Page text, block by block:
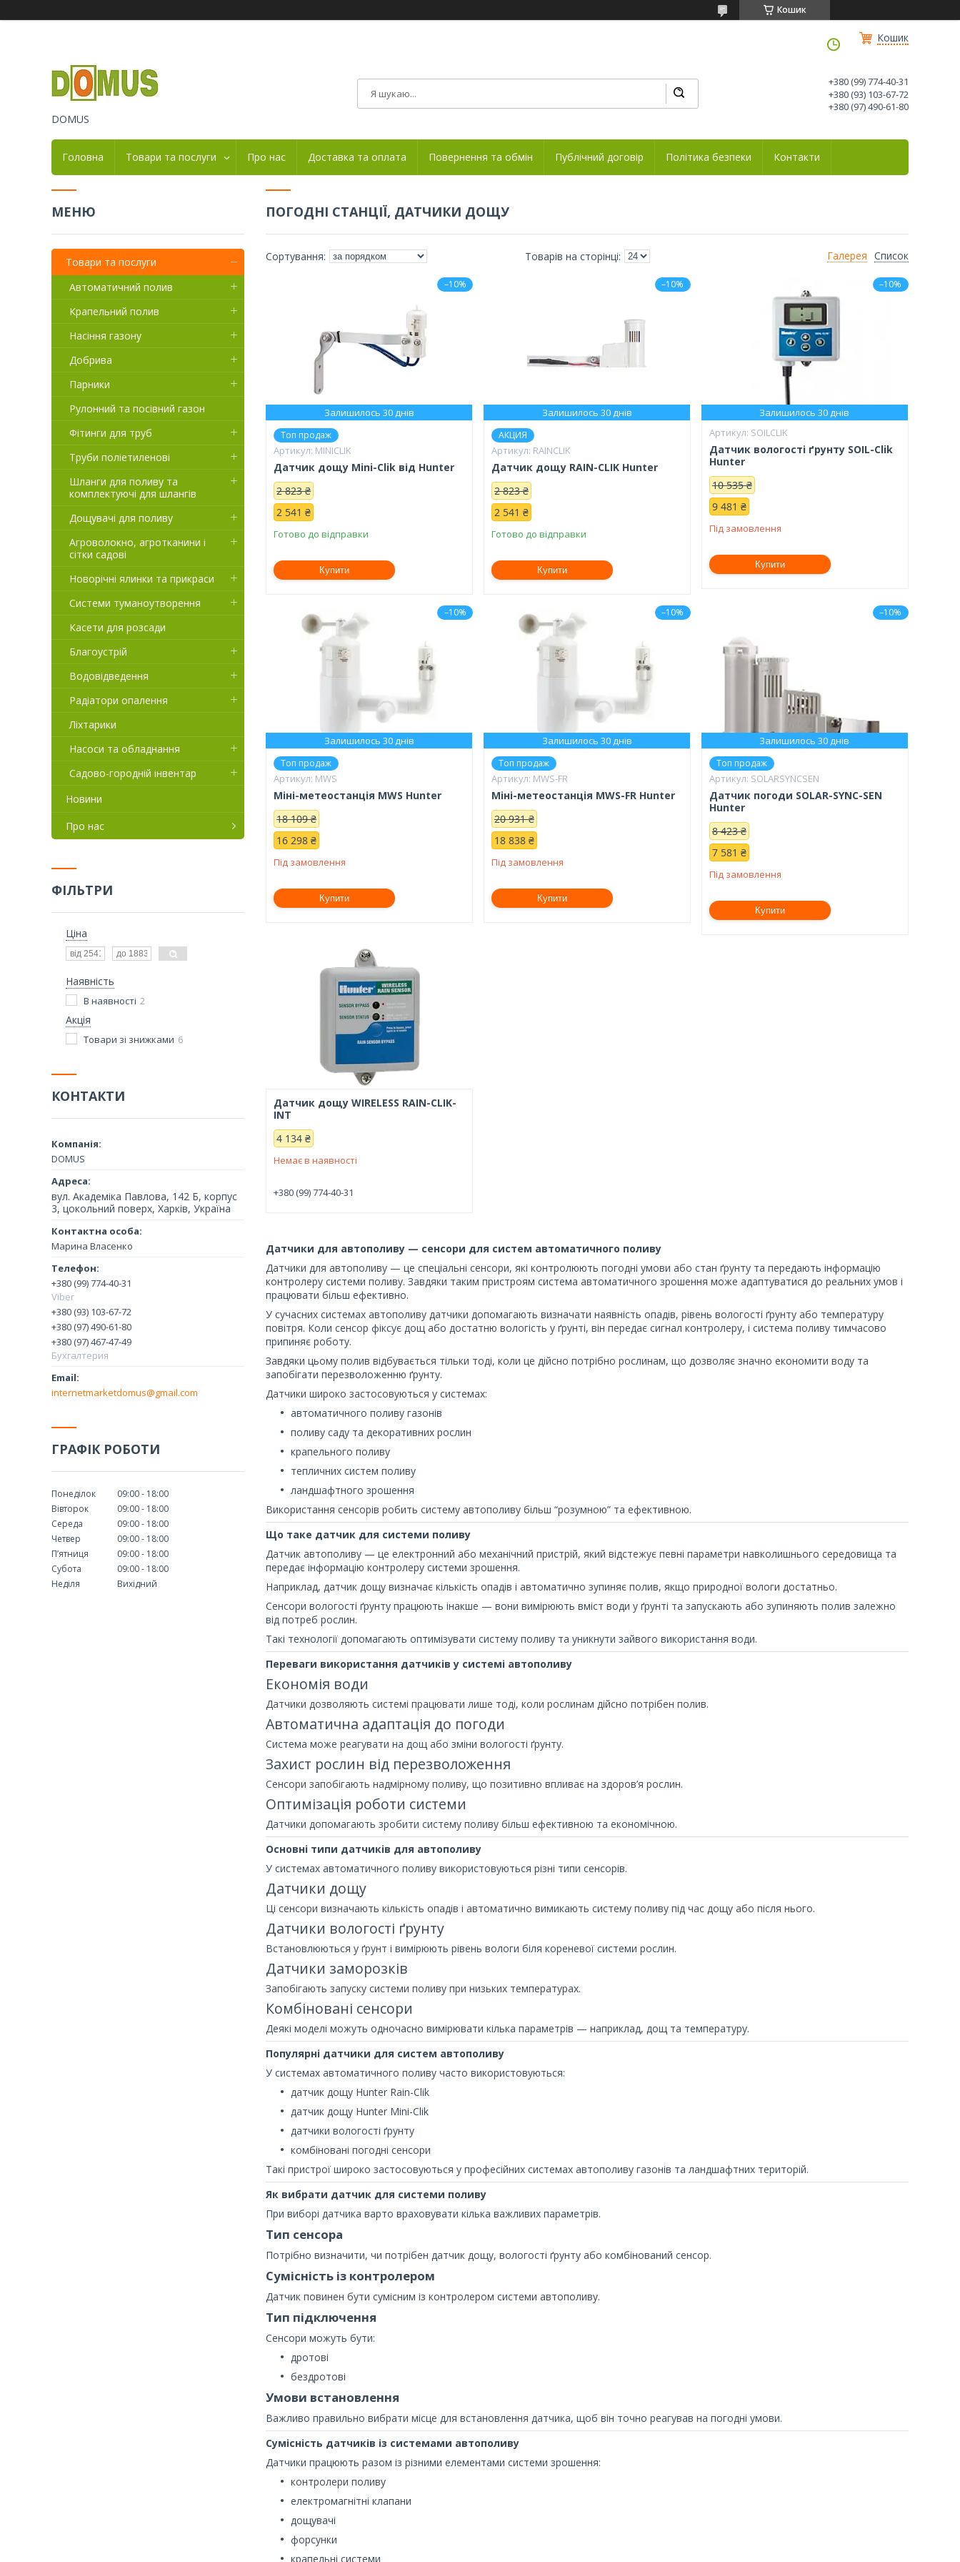
Кошик
Кошик
DOMUS
+380 (99) 774-40-31
+380 (93) 103-67-72
+380 (97) 490-61-80
Головна Товари та послуги Про нас Доставка та оплата Повернення та обмін Публічний договір Політика безпеки Контакти
ПОГОДНІ СТАНЦІЇ, ДАТЧИКИ ДОЩУ
Галерея Список
–10%
Залишилось 30 днів
Топ продаж
MINICLIK
Датчик дощу Mini-Clik від Hunter
2 823 ₴
2 541 ₴
Готово до відправки
Купити
–10%
Залишилось 30 днів
АКЦИЯ
RAINCLIK
Датчик дощу RAIN-CLIK Hunter
2 823 ₴
2 541 ₴
Готово до відправки
Купити
–10%
Залишилось 30 днів
SOILCLIK
Датчик вологості ґрунту SOIL-Clik
Hunter
10 535 ₴
9 481 ₴
Під замовлення
Купити
–10%
Залишилось 30 днів
Топ продаж
MWS
Міні-метеостанція MWS Hunter
18 109 ₴
16 298 ₴
Під замовлення
Купити
–10%
Залишилось 30 днів
Топ продаж
MWS-FR
Міні-метеостанція MWS-FR Hunter
20 931 ₴
18 838 ₴
Під замовлення
Купити
–10%
Залишилось 30 днів
Топ продаж
SOLARSYNCSEN
Датчик погоди SOLAR-SYNC-SEN
Hunter
8 423 ₴
7 581 ₴
Під замовлення
Купити
Датчик дощу WIRELESS RAIN-CLIK-
INT
4 134 ₴
Немає в наявності
+380 (99) 774-40-31
Датчики для автополиву — сенсори для систем автоматичного поливу
Датчики для автополиву — це спеціальні сенсори, які контролюють погодні умови або стан ґрунту та передають інформацію
контролеру системи поливу. Завдяки таким пристроям система автоматичного зрошення може адаптуватися до реальних умов і
працювати більш ефективно.
У сучасних системах автополиву датчики допомагають визначати наявність опадів, рівень вологості ґрунту або температуру
повітря. Коли сенсор фіксує дощ або достатню вологість у ґрунті, він передає сигнал контролеру, і система поливу тимчасово
припиняє роботу.
Завдяки цьому полив відбувається тільки тоді, коли це дійсно потрібно рослинам, що дозволяє значно економити воду та
запобігати перезволоженню ґрунту.
Датчики широко застосовуються у системах:
автоматичного поливу газонів
поливу саду та декоративних рослин
крапельного поливу
тепличних систем поливу
ландшафтного зрошення
Використання сенсорів робить систему автополиву більш “розумною” та ефективною.
Що таке датчик для системи поливу
Датчик автополиву — це електронний або механічний пристрій, який відстежує певні параметри навколишнього середовища та
передає інформацію контролеру системи зрошення.
Наприклад, датчик дощу визначає кількість опадів і автоматично зупиняє полив, якщо природної вологи достатньо.
Сенсори вологості ґрунту працюють інакше — вони вимірюють вміст води у ґрунті та запускають або зупиняють полив залежно
від потреб рослин.
Такі технології допомагають оптимізувати систему поливу та уникнути зайвого використання води.
Переваги використання датчиків у системі автополиву
Економія води
Датчики дозволяють системі працювати лише тоді, коли рослинам дійсно потрібен полив.
Автоматична адаптація до погоди
Система може реагувати на дощ або зміни вологості ґрунту.
Захист рослин від перезволоження
Сенсори запобігають надмірному поливу, що позитивно впливає на здоров’я рослин.
Оптимізація роботи системи
Датчики допомагають зробити систему поливу більш ефективною та економічною.
Основні типи датчиків для автополиву
У системах автоматичного поливу використовуються різні типи сенсорів.
Датчики дощу
Ці сенсори визначають кількість опадів і автоматично вимикають систему поливу під час дощу або після нього.
Датчики вологості ґрунту
Встановлюються у ґрунт і вимірюють рівень вологи біля кореневої системи рослин.
Датчики заморозків
Запобігають запуску системи поливу при низьких температурах.
Комбіновані сенсори
Деякі моделі можуть одночасно вимірювати кілька параметрів — наприклад, дощ та температуру.
Популярні датчики для систем автополиву
У системах автоматичного поливу часто використовуються:
датчик дощу Hunter Rain-Clik
датчик дощу Hunter Mini-Clik
датчики вологості ґрунту
комбіновані погодні сенсори
Такі пристрої широко застосовуються у професійних системах автополиву газонів та ландшафтних територій.
Як вибрати датчик для системи поливу
При виборі датчика варто враховувати кілька важливих параметрів.
Тип сенсора
Потрібно визначити, чи потрібен датчик дощу, вологості ґрунту або комбінований сенсор.
Сумісність із контролером
Датчик повинен бути сумісним із контролером системи автополиву.
Тип підключення
Сенсори можуть бути:
дротові
бездротові
Умови встановлення
Важливо правильно вибрати місце для встановлення датчика, щоб він точно реагував на погодні умови.
Сумісність датчиків із системами автополиву
Датчики працюють разом із різними елементами системи зрошення:
контролери поливу
електромагнітні клапани
дощувачі
форсунки
крапельні системи
Товари та послуги
Автоматичний полив
Крапельний полив
Насіння газону
Добрива
Парники
Рулонний та посівний газон
Фітинги для труб
Труби поліетиленові
Шланги для поливу та
комплектуючі для шлангів
Дощувачі для поливу
Агроволокно, агротканини і
сітки садові
Новорічні ялинки та прикраси
Системи туманоутворення
Касети для розсади
Благоустрій
Водовідведення
Радіатори опалення
Ліхтарики
Насоси та обладнання
Садово-городній інвентар
Новини
Про нас
ФІЛЬТРИ
Ціна
Наявність
В наявності 2
Акція
Товари зі знижками 6
КОНТАКТИ
DOMUS
вул. Академіка Павлова, 142 Б, корпус
3, цокольний поверх, Харків, Україна
Марина Власенко
+380 (99) 774-40-31
Viber
+380 (93) 103-67-72
+380 (97) 490-61-80
+380 (97) 467-47-49
Бухгалтерия
internetmarketdomus@gmail.com
ГРАФІК РОБОТИ
Понеділок 09:00
18:00
Вівторок
09:00
18:00
Середа
09:00
18:00
Четвер
09:00
18:00
Пʼятниця
09:00
18:00
Субота
09:00
18:00
Неділя
Вихідний